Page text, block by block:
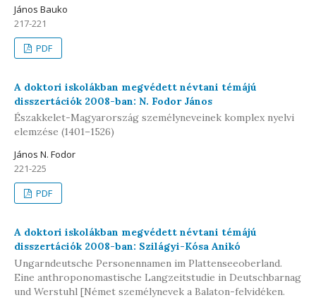
János Bauko
217-221
PDF
A doktori iskolákban megvédett névtani témájú
disszertációk 2008-ban: N. Fodor János
Északkelet-Magyarország személyneveinek komplex nyelvi
elemzése (1401–1526)
János N. Fodor
221-225
PDF
A doktori iskolákban megvédett névtani témájú
disszertációk 2008-ban: Szilágyi-Kósa Anikó
Ungarndeutsche Personennamen im Plattenseeoberland.
Eine anthroponomastische Langzeitstudie in Deutschbarnag
und Werstuhl [Német személynevek a Balaton-felvidéken.